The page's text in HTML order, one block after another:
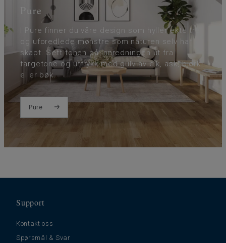
Pure
I Pure finner du våre design som hyller ekte tre
og uforedlede mønstre som naturen selv har
skapt. Sett tonen på innredningen ut fra
fargetone og uttrykk med gulv av eik, ask, bjørk
eller bøk.
Pure
Support
Kontakt oss
Spørsmål & Svar